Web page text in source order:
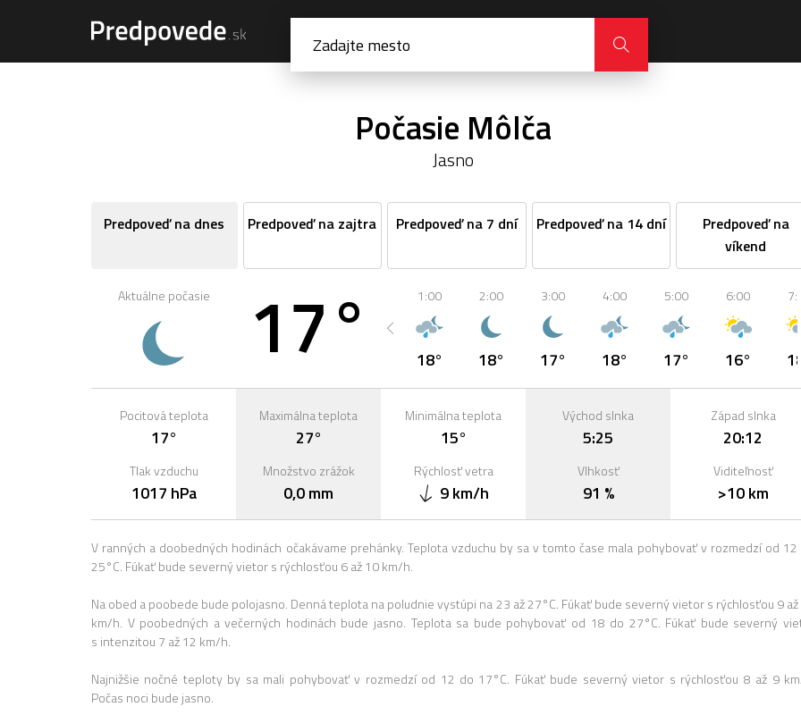
Počasie Môlča
Jasno
Predpoveď na dnes Predpoveď na zajtra Predpoveď na 7 dní Predpoveď na 14 dní
Predpoveď na
víkend
Aktuálne počasie 17° 1:00
18°
2:00
18°
3:00
17°
4:00
18°
5:00
17°
6:00
16° 18°
Pocitová teplota
17°
Tlak vzduchu
1017 hPa
Maximálna teplota
27°
Množstvo zrážok
0,0 mm
Minimálna teplota
15°
Rýchlosť vetra
9 km/h
Východ slnka
5:25
Vlhkosť
91 %
Západ slnka
20:12
Viditeľnosť
>10 km
V ranných a doobedných hodinách očakávame prehánky. Teplota vzduchu by sa v tomto čase mala pohybovať v rozmedzí od 12
25°C. Fúkať bude severný vietor s rýchlosťou 6 až 10 km/h.
Na obed a poobede bude polojasno. Denná teplota na poludnie vystúpi na 23 až 27°C. Fúkať bude severný vietor s rýchlosťou 9 až
km/h. V poobedných a večerných hodinách bude jasno. Teplota sa bude pohybovať od 18 do 27°C. Fúkať bude severný
s intenzitou 7 až 12 km/h.
Najnižšie nočné teploty by sa mali pohybovať v rozmedzí od 12 do 17°C. Fúkať bude severný vietor s rýchlosťou 8 až 9
Počas noci bude jasno.